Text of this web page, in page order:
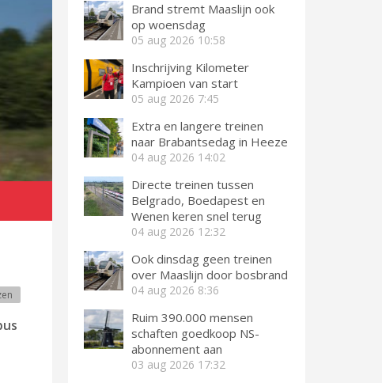
Brand stremt Maaslijn ook
op woensdag
05 aug 2026 10:58
Inschrijving Kilometer
Kampioen van start
05 aug 2026 7:45
Extra en langere treinen
naar Brabantsedag in Heeze
04 aug 2026 14:02
Directe treinen tussen
Belgrado, Boedapest en
Wenen keren snel terug
04 aug 2026 12:32
Ook dinsdag geen treinen
over Maaslijn door bosbrand
04 aug 2026 8:36
Ruim 390.000 mensen
schaften goedkoop NS-
abonnement aan
03 aug 2026 17:32